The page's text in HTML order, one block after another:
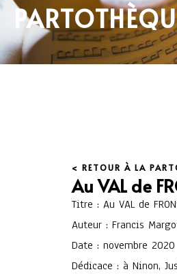
< RETOUR À LA
Au VAL de
Titre : Au VAL de
Auteur : Francis
Date : novembre 2020
Dédicace : à Ninon,